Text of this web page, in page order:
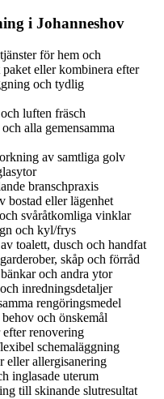
i Johanneshov
för hem och
eller kombinera efter
och tydlig
luften fräsch
alla gemensamma
av samtliga golv
branschpraxis
bostad eller lägenhet
svåråtkomliga vinklar
och kyl/frys
toalett, dusch och handfat
skåp och förråd
och andra ytor
inredningsdetaljer
rengöringsmedel
och önskemål
efter renovering
schemaläggning
eller allergisanering
inglasade uterum
till skinande slutresultat